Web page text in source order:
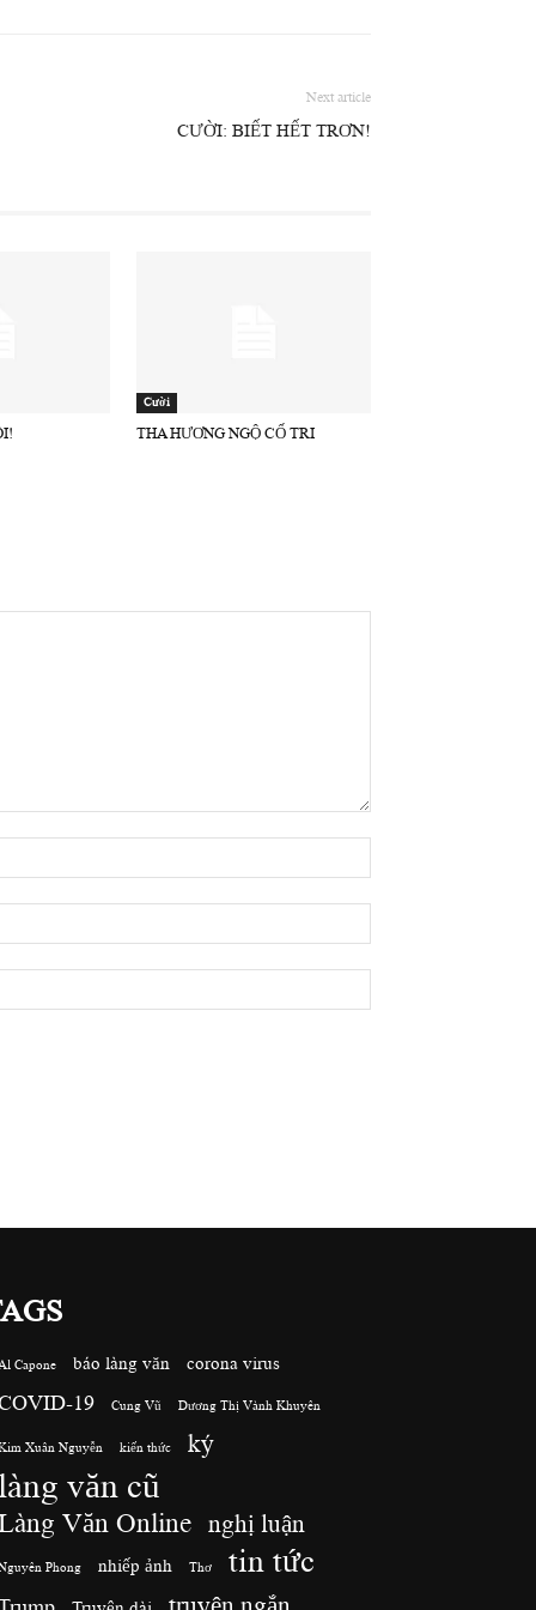
Next article
CƯỜI: BIẾT HẾT TRƠN!
Cười
THA HƯƠNG NGỘ CỐ TRI
Capone báo làng văn corona virus
19 Cung Vũ Dương Thị Vành Khuyên
Xuân Nguyễn kiến thức ký
văn cũ
Văn Online nghị luận
Phong nhiếp ảnh Thơ tin tức